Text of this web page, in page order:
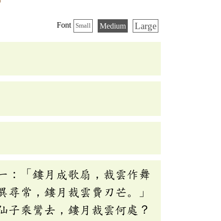
Font Small Medium Large
：「鏤月成歌扇，裁雲作舞
常，鏤月裁雲費刃芒。」
子乘鸞去，鏤月裁雲何處？